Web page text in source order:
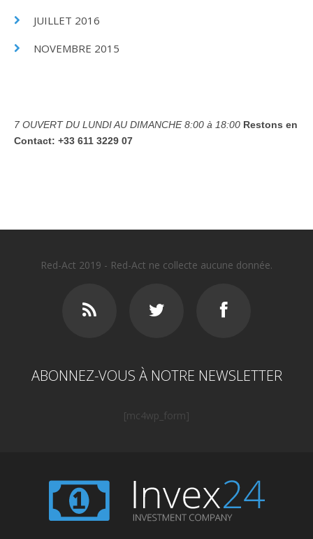
JUILLET 2016
NOVEMBRE 2015
7 OUVERT DU LUNDI AU DIMANCHE8:00 à 18:00 Restons en
Contact: +33 611 3229 07
Red-Act 2019 - Red-Act ne collecte aucune donnée.
ABONNEZ-VOUS À NOTRE NEWSLETTER
[mc4wp_form]